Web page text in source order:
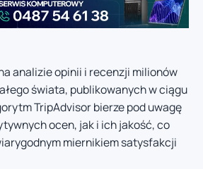
analizie opinii i recenzji milionów
świata, publikowanych w ciągu
TripAdvisor bierze pod uwagę
ocen, jak i ich jakość, co
miernikiem satysfakcji